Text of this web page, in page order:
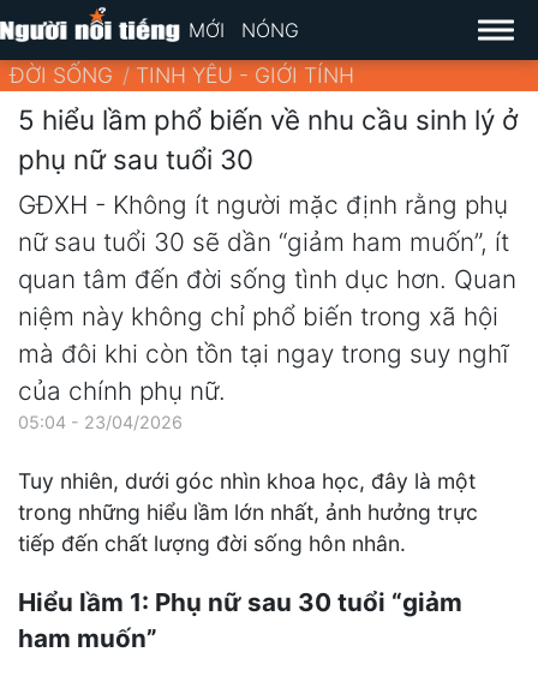
MỚI NÓNG
ĐỜI SỐNG TINH YÊU - GIỚI TÍNH
5 hiểu lầm phổ biến về nhu cầu sinh lý ở
phụ nữ sau tuổi 30
GĐXH - Không ít người mặc định rằng phụ
nữ sau tuổi 30 sẽ dần “giảm ham muốn”, ít
quan tâm đến đời sống tình dục hơn. Quan
niệm này không chỉ phổ biến trong xã hội
mà đôi khi còn tồn tại ngay trong suy nghĩ
của chính phụ nữ.
05:04 - 23/04/2026
Tuy nhiên, dưới góc nhìn khoa học, đây là một
trong những hiểu lầm lớn nhất, ảnh hưởng trực
tiếp đến chất lượng đời sống hôn nhân.
Hiểu lầm 1: Phụ nữ sau 30 tuổi “giảm
ham muốn”